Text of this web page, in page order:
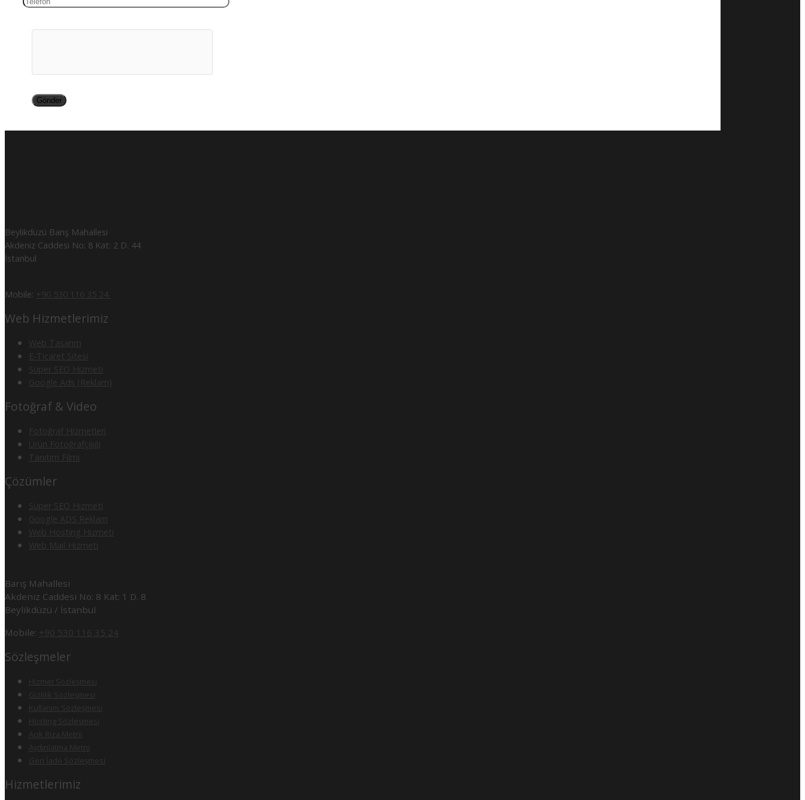
Beylikdüzü Barış Mahallesi
Akdeniz Caddesi No: 8 Kat: 2 D. 44
İstanbul
Mobile: +90 530 116 35 24
Web Hizmetlerimiz
Web Tasarım
E-Ticaret Sitesi
Süper SEO Hizmeti
Google Ads (Reklam)
Fotoğraf & Video
Fotoğraf Hizmetleri
Ürün Fotoğrafçılığı
Tanıtım Filmi
Çözümler
Süper SEO Hizmeti
Google ADS Reklam
Web Hosting Hizmeti
Web Mail Hizmeti
Barış Mahallesi
Akdeniz Caddesi No: 8 Kat: 1 D. 8
Beylikdüzü / İstanbul
Mobile: +90 530 116 35 24
Sözleşmeler
Hizmet Sözleşmesi
Gizlilik Sözleşmesi
Kullanım Sözleşmesi
Hosting Sözleşmesi
Açık Rıza Metni
Aydınlatma Metni
Geri İade Sözleşmesi
Hizmetlerimiz